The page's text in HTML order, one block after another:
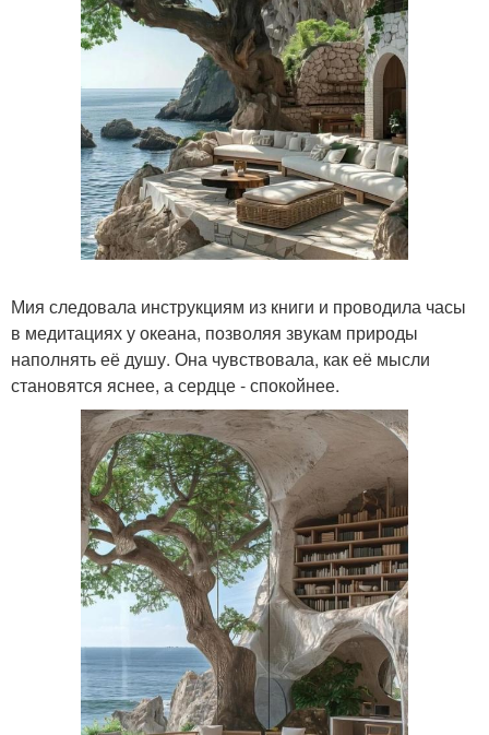
Мия следовала инструкциям из книги и проводила часы
в медитациях у океана, позволяя звукам природы
наполнять её душу. Она чувствовала, как её мысли
становятся яснее, а сердце - спокойнее.